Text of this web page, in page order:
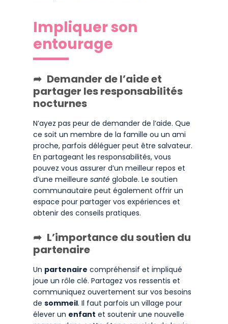
Impliquer son
entourage
Demander de l’aide et
partager les responsabilités
nocturnes
N’ayez pas peur de demander de l’aide. Que
ce soit un membre de la famille ou un ami
proche, parfois déléguer peut être salvateur.
En partageant les responsabilités, vous
pouvez vous assurer d’un meilleur repos et
d’une meilleure santé globale. Le soutien
communautaire peut également offrir un
espace pour partager vos expériences et
obtenir des conseils pratiques.
L’importance du soutien du
partenaire
Un partenaire compréhensif et impliqué
joue un rôle clé. Partagez vos ressentis et
communiquez ouvertement sur vos besoins
de sommeil. Il faut parfois un village pour
élever un enfant et soutenir une nouvelle